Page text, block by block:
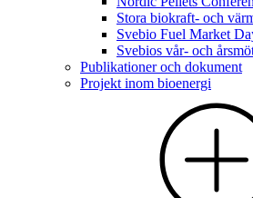
Stora biokraft- och
Svebio Fuel Market
Svebios vår- och
Publikationer och dokument
Projekt inom bioenergi